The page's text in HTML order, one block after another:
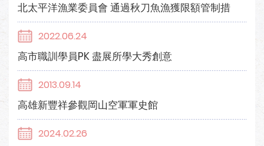
北太平洋漁業委員會 通過秋刀魚漁獲限額管制措
2022.06.24
高市職訓學員PK 盡展所學大秀創意
2013.09.14
高雄新豐祥參觀岡山空軍軍史館
2024.02.26